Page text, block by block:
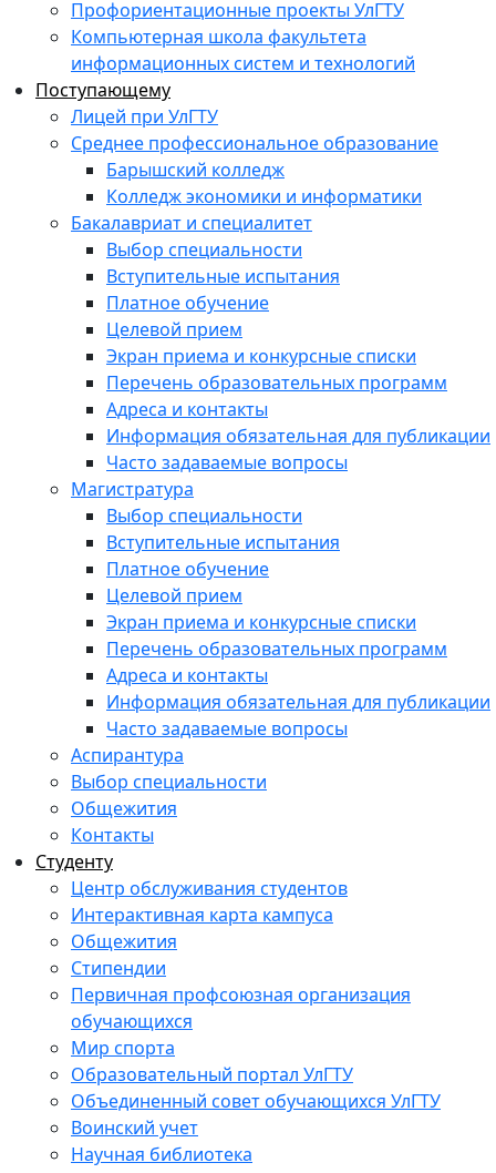
Профориентационные проекты УлГТУ
Компьютерная школа факультета
информационных систем и технологий
Поступающему
Лицей при УлГТУ
Среднее профессиональное образование
Барышский колледж
Колледж экономики и информатики
Бакалавриат и специалитет
Выбор специальности
Вступительные испытания
Платное обучение
Целевой прием
Экран приема и конкурсные списки
Перечень образовательных программ
Адреса и контакты
Информация обязательная для публикации
Часто задаваемые вопросы
Магистратура
Выбор специальности
Вступительные испытания
Платное обучение
Целевой прием
Экран приема и конкурсные списки
Перечень образовательных программ
Адреса и контакты
Информация обязательная для публикации
Часто задаваемые вопросы
Аспирантура
Выбор специальности
Общежития
Контакты
Студенту
Центр обслуживания студентов
Интерактивная карта кампуса
Общежития
Стипендии
Первичная профсоюзная организация
обучающихся
Мир спорта
Образовательный портал УлГТУ
Объединенный совет обучающихся УлГТУ
Воинский учет
Научная библиотека